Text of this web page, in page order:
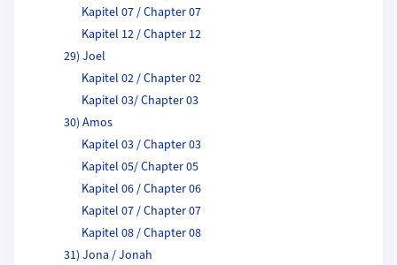
Kapitel 07 / Chapter 07
Kapitel 12 / Chapter 12
29) Joel
Kapitel 02 / Chapter 02
Kapitel 03/ Chapter 03
30) Amos
Kapitel 03 / Chapter 03
Kapitel 05/ Chapter 05
Kapitel 06 / Chapter 06
Kapitel 07 / Chapter 07
Kapitel 08 / Chapter 08
31) Jona / Jonah